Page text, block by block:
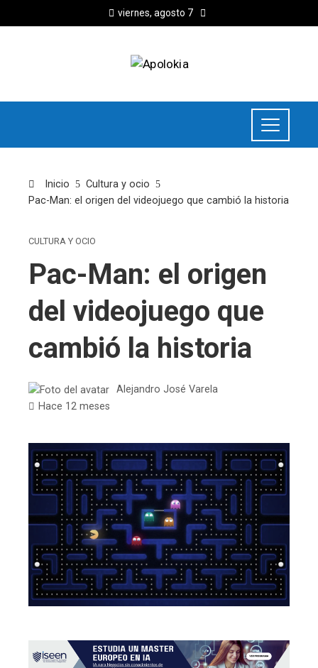
viernes, agosto 7
Inicio
Cultura y ocio
Pac-Man: el origen del videojuego que cambió la historia
CULTURA Y OCIO
Pac-Man: el origen
del videojuego que
cambió la historia
Alejandro José Varela
Hace 12 meses